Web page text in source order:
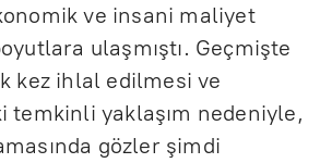
ve insani maliyet
ulaşmıştı. Geçmişte
kez ihlal edilmesi ve
temkinli yaklaşım nedeniyle,
gözler şimdi